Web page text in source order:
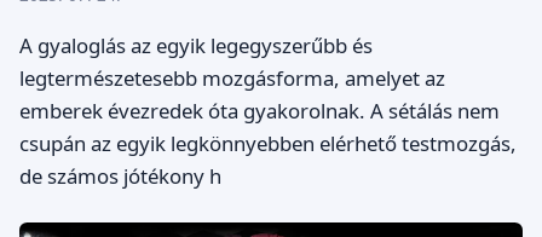
A gyaloglás az egyik legegyszerűbb és
legtermészetesebb mozgásforma, amelyet az
emberek évezredek óta gyakorolnak. A sétálás nem
csupán az egyik legkönnyebben elérhető testmozgás,
de számos jótékony h